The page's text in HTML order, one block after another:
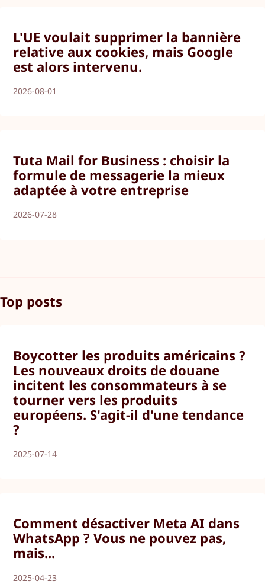
L'UE voulait supprimer la bannière
relative aux cookies, mais Google
est alors intervenu.
2026-08-01
Tuta Mail for Business : choisir la
formule de messagerie la mieux
adaptée à votre entreprise
2026-07-28
Top posts
Boycotter les produits américains ?
Les nouveaux droits de douane
incitent les consommateurs à se
tourner vers les produits
européens. S'agit-il d'une tendance
?
2025-07-14
Comment désactiver Meta AI dans
WhatsApp ? Vous ne pouvez pas,
mais...
2025-04-23